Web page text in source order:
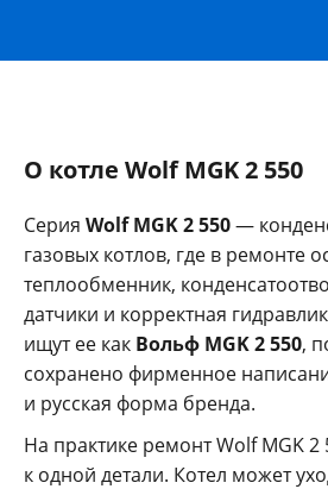
О котле Wolf MGK 2 550
Серия Wolf MGK 2 550—
газовых котлов, где в ремонте
теплообменник,
датчики и корректная
ищут ее как Вольф MGK 2 550,
сохранено фирменное
и русская форма бренда.
На практике ремонт Wolf MGK 2
к одной детали. Котел может